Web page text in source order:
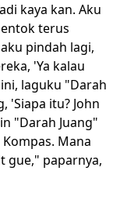
kaya kan. Aku
terus
pindah lagi,
'Ya kalau
laguku "Darah
'Siapa itu? John
"Darah Juang"
Mana
gue," paparnya,